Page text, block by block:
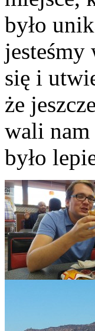
było
jesteśmy
się i
że
wali nam
było